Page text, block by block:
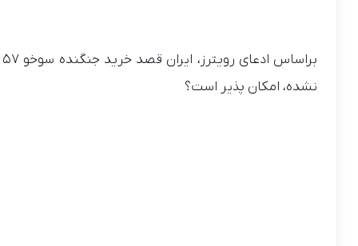
نشده، امکان پذیر است؟